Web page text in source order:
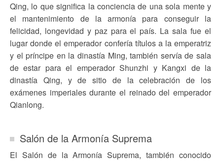
Qing, lo que significa la conciencia de una sola mente y
el mantenimiento de la armonía para conseguir la
felicidad, longevidad y paz para el país. La sala fue el
lugar donde el emperador confería títulos a la emperatriz
y el príncipe en la dinastía Ming, también servía de sala
de estar para el emperador Shunzhi y Kangxi de la
dinastía Qing, y de sitio de la celebración de los
exámenes imperiales durante el reinado del emperador
Qianlong.
Salón de la Armonía Suprema
El Salón de la Armonía Suprema, también conocido